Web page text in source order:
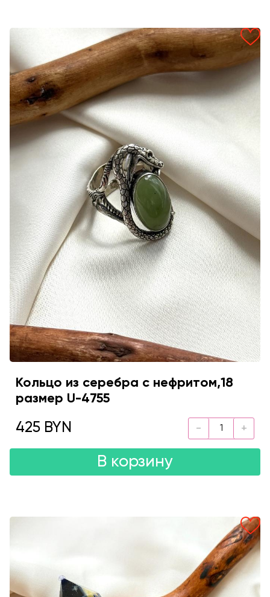
Кольцо из серебра с нефритом,18
размер U-4755
425 BYN
В корзину